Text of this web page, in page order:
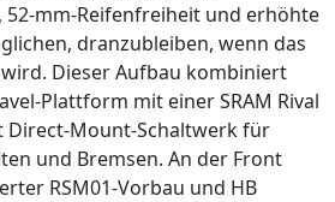
und erhöhte
dranzubleiben, wenn das
Dieser Aufbau kombiniert
mit einer SRAM Rival
Direct‑Mount‑Schaltwerk für
und Bremsen. An der Front
RSM01‑Vorbau und HB